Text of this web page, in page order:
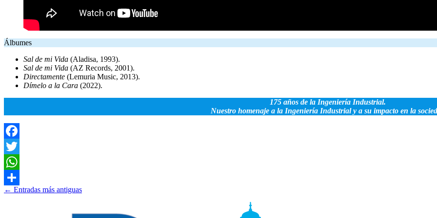
Álbumes
Sal de mi Vida (Aladisa, 1993).
Sal de mi Vida (AZ Records, 2001).
Directamente (Lemuria Music, 2013).
Dímelo a la Cara (2022).
175 años de la Ingeniería Industrial.
Nuestro homenaje a la Ingeniería Industrial y a su impacto en la
Facebook
Twitter
WhatsApp
Compartir
Ir
← Entradas más antiguas